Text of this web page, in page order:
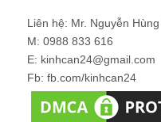
Liên hệ: Mr. Nguyễn
M: 0988 833 616
E: kinhcan24@gmail.com
Fb: fb.com/kinhcan24